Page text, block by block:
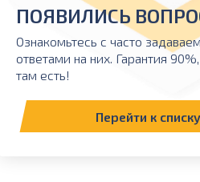
ПОЯВИЛИСЬ
Ознакомьтесь с часто
ответами на них. Гарантия
там есть!
Перейти к